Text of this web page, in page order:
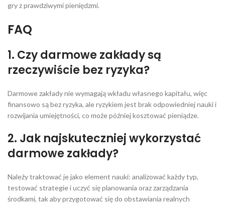
gry z prawdziwymi pieniędzmi.
FAQ
1. Czy darmowe zakłady są
rzeczywiście bez ryzyka?
Darmowe zakłady nie wymagają wkładu własnego kapitału, więc
finansowo są bez ryzyka, ale ryzykiem jest brak odpowiedniej nauki i
rozwijania umiejętności, co może później kosztować pieniądze.
2. Jak najskuteczniej wykorzystać
darmowe zakłady?
Należy traktować je jako element nauki: analizować każdy typ,
testować strategie i uczyć się planowania oraz zarządzania
środkami, tak aby przygotować się do obstawiania realnych